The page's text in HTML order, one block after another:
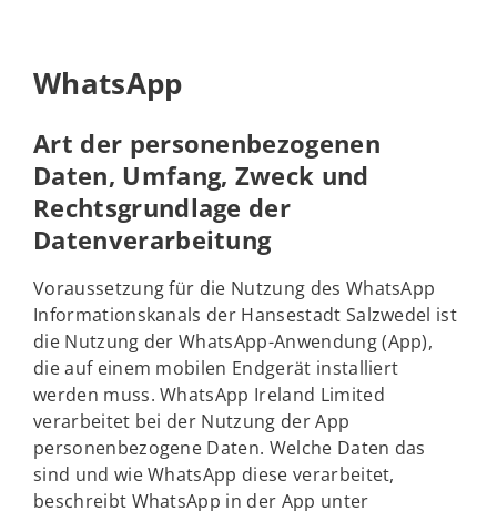
WhatsApp
Art der personenbezogenen
Daten, Umfang, Zweck und
Rechtsgrundlage der
Datenverarbeitung
Voraussetzung für die Nutzung des WhatsApp
Informationskanals der Hansestadt Salzwedel ist
die Nutzung der WhatsApp-Anwendung (App),
die auf einem mobilen Endgerät installiert
werden muss. WhatsApp Ireland Limited
verarbeitet bei der Nutzung der App
personenbezogene Daten. Welche Daten das
sind und wie WhatsApp diese verarbeitet,
beschreibt WhatsApp in der App unter